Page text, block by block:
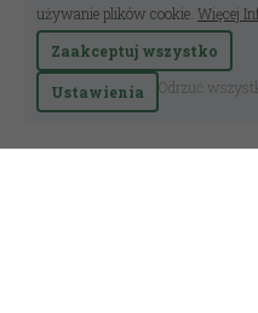
używanie plików cookie. Więcej
Zaakceptuj wszystko
Ustawienia Odrzuć